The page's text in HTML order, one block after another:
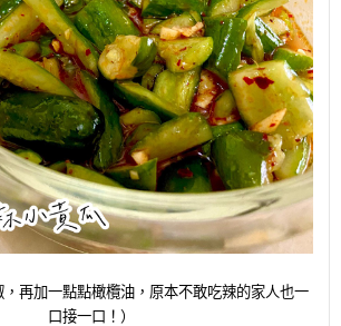
，再加一點點橄欖油，原本不敢吃辣的家人也一
口接一口！）